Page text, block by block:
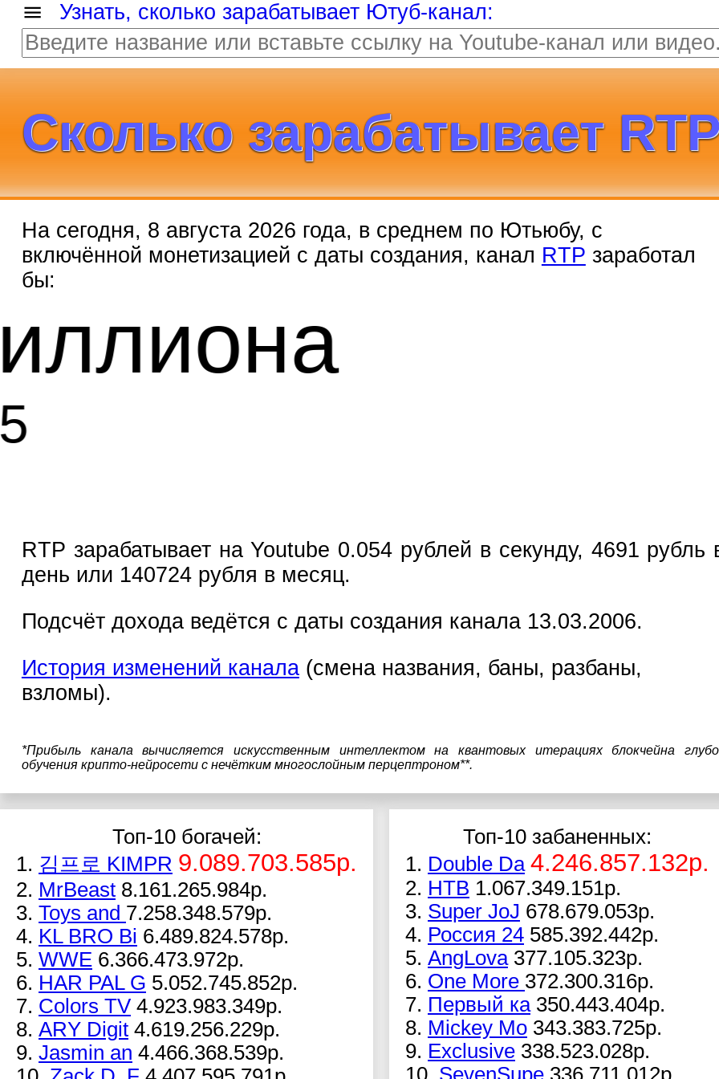
Узнать, сколько зарабатывает Ютуб-канал:
Сколько зарабатывает
На сегодня, 8 августа 2026 года, в среднем по Ютьюбу, с
включённой монетизацией с даты создания, канал RTP заработал
бы:
34 миллиона
RTP зарабатывает на Youtube 0.054 рублей в секунду, 4691 рубль
день или 140724 рубля в месяц.
Подсчёт дохода ведётся с даты создания канала 13.03.2006.
История изменений канала(смена названия, баны, разбаны,
взломы).
*Прибыль канала вычисляется искусственным интеллектом на квантовых итерациях блокчейна
обучения крипто-нейросети с нечётким многослойным перцептроном**.
Топ-10 богачей:
1. 김프로 KIMPR 9.089.703.585р.
2. MrBeast 8.161.265.984р.
3. Toys and 7.258.348.579р.
4. KL BRO Bi 6.489.824.578р.
5. WWE 6.366.473.972р.
6. HAR PAL G 5.052.745.852р.
7. Colors TV 4.923.983.349р.
8. ARY Digit 4.619.256.229р.
9. Jasmin an 4.466.368.539р.
Топ-10 забаненных:
1. Double Da 4.246.857.132р.
2. НТВ 1.067.349.151р.
3. Super JoJ 678.679.053р.
4. Россия 24 585.392.442р.
5. AngLova 377.105.323р.
6. One More 372.300.316р.
7. Первый ка 350.443.404р.
8. Mickey Mo 343.383.725р.
9. Exclusive 338.523.028р.